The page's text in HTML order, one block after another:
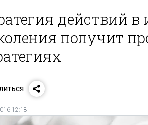
действий в
получит
12:18